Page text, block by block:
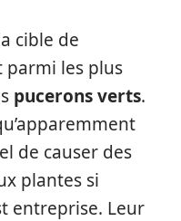
cible de
parmi les plus
pucerons verts.
de causer des
plantes si
entreprise. Leur